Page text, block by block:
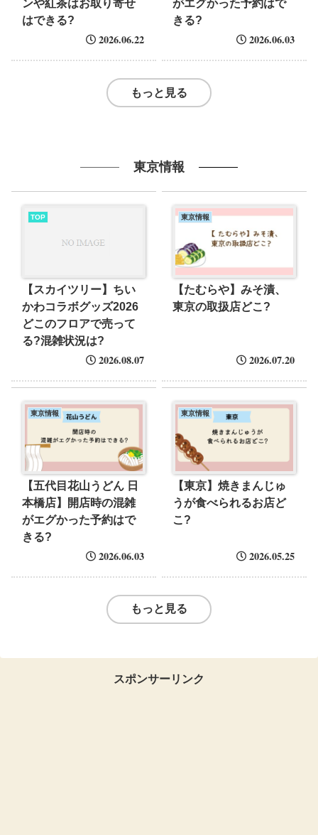
ンや紅茶はお取り寄せ
はできる?
2026.06.22
がエグかった予約はで
きる?
2026.06.03
もっと見る
東京情報
TOP
【スカイツリー】ちい
かわコラボグッズ2026
どこのフロアで売って
る?混雑状況は?
2026.08.07
東京情報
【たむらや】みそ漬、
東京の取扱店どこ?
2026.07.20
東京情報
【五代目花山うどん 日
本橋店】開店時の混雑
がエグかった予約はで
きる?
2026.06.03
東京情報
【東京】焼きまんじゅ
うが食べられるお店ど
こ?
2026.05.25
もっと見る
スポンサーリンク